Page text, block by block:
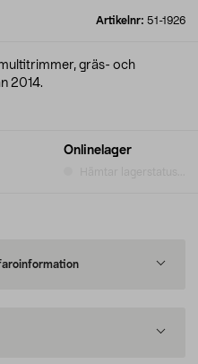
Artikelnr: 51-1926
Onlinelager
gräs- och
2014.